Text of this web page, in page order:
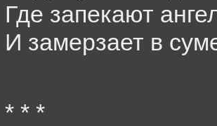
Где запекают
И замерзает в
* * *